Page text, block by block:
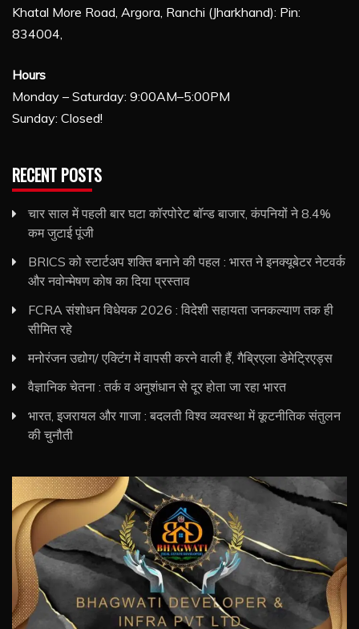
Khatal More Road, Argora, Ranchi (Jharkhand): Pin:
834004,
Hours
Monday – Saturday: 9:00AM–5:00PM
Sunday: Closed!
RECENT POSTS
चार साल में पहली बार घटा कॉरपोरेट बॉन्ड बाजार, कंपनियों ने 8.4%
कम जुटाई पूंजी
BRICS को स्टार्टअप शक्ति बनाने की पहल : भारत ने इनक्यूबेटर नेटवर्क
और नवोन्मेषण कोष का दिया प्रस्ताव
FCRA संशोधन विधेयक 2026 : विदेशी सहायता जनकल्याण तक ही
सीमित रहे
मनोरंजन उद्योग/ एक्टिंग में वापसी करने वाली हैं, गैब्रिएला डेमेट्रिएड्स
वैज्ञानिक चेतना : तर्क व अनुशंधान से दूर होता जा रहा भारत
भारत, इजरायल और गाजा : बदलती विश्व व्यवस्था में कूटनीतिक संतुलन
की चुनौती